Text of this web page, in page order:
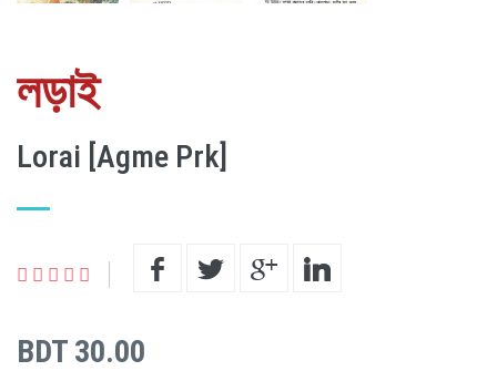
লড়াই
Lorai [Agme Prk]
BDT 30.00